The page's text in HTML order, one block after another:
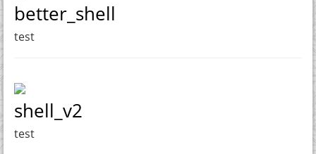
better_shell
test
shell_v2
test